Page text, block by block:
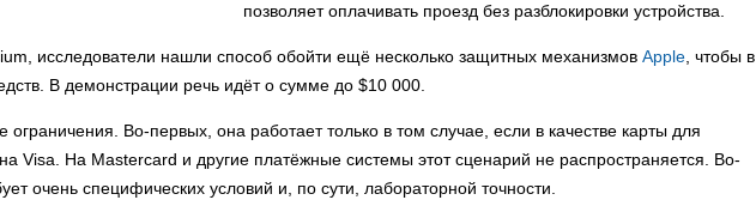
позволяет оплачивать проезд без разблокировки устройства.
исследователи нашли способ обойти ещё несколько защитных механизмов Apple , чтобы в
В демонстрации речь идёт о сумме до $10 000.
ограничения. Во-первых, она работает только в том случае, если в качестве карты для
Visa. На Mastercard и другие платёжные системы этот сценарий не распространяется. Во-
очень специфических условий и, по сути, лабораторной точности.